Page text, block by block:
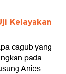
Kelayakan
cagub yang
pada
Anies-